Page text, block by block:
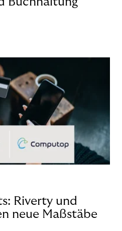
Riverty und
neue Maßstäbe